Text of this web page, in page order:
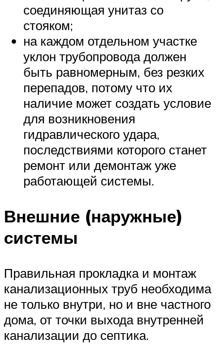
соединяющая унитаз со
стояком;
на каждом отдельном участке
уклон трубопровода должен
быть равномерным, без резких
перепадов, потому что их
наличие может создать условие
для возникновения
гидравлического удара,
последствиями которого станет
ремонт или демонтаж уже
работающей системы.
Внешние (наружные)
системы
Правильная прокладка и монтаж
канализационных труб необходима
не только внутри, но и вне частного
дома, от точки выхода внутренней
канализации до септика.